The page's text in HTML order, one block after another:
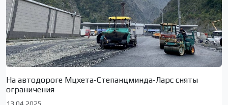
На автодороге Мцхета-Степанцминда-Ларс сняты
ограничения